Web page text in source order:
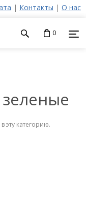
| Контакты | О нас
0
эту категорию.